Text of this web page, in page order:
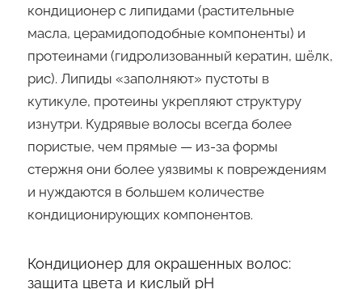
кондиционер с липидами (растительные
масла, церамидоподобные компоненты) и
протеинами (гидролизованный кератин, шёлк,
рис). Липиды «заполняют» пустоты в
кутикуле, протеины укрепляют структуру
изнутри. Кудрявые волосы всегда более
пористые, чем прямые — из-за формы
стержня они более уязвимы к повреждениям
и нуждаются в большем количестве
кондиционирующих компонентов.
Кондиционер для окрашенных волос:
защита цвета и кислый pH